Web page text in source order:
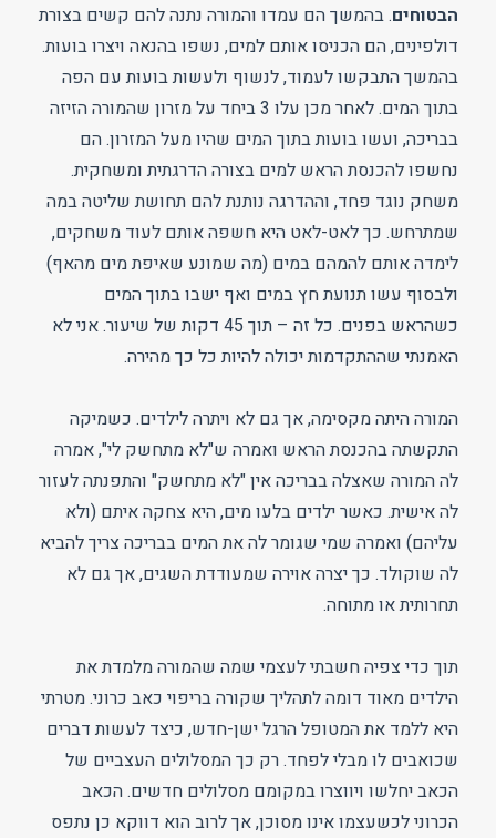
הבטוחים. בהמשך הם עמדו והמורה נתנה להם קשים בצורת
דולפינים, הם הכניסו אותם למים, נשפו בהנאה ויצרו בועות.
בהמשך התבקשו לעמוד, לנשוף ולעשות בועות עם הפה
בתוך המים. לאחר מכן עלו 3 ביחד על מזרון שהמורה הזיזה
בבריכה, ועשו בועות בתוך המים שהיו מעל המזרון. הם
נחשפו להכנסת הראש למים בצורה הדרגתית ומשחקית.
משחק נוגד פחד, וההדרגה נותנת להם תחושת שליטה במה
שמתרחש. כך לאט-לאט היא חשפה אותם לעוד משחקים,
לימדה אותם להמהם במים (מה שמונע שאיפת מים מהאף)
ולבסוף עשו תנועת חץ במים ואף ישבו בתוך המים
כשהראש בפנים. כל זה – תוך 45 דקות של שיעור. אני לא
האמנתי שההתקדמות יכולה להיות כל כך מהירה.
המורה היתה מקסימה, אך גם לא ויתרה לילדים. כשמיקה
התקשתה בהכנסת הראש ואמרה ש"לא מתחשק לי", אמרה
לה המורה שאצלה בבריכה אין "לא מתחשק" והתפנתה לעזור
לה אישית. כאשר ילדים בלעו מים, היא צחקה איתם (ולא
עליהם) ואמרה שמי שגומר לה את המים בבריכה צריך להביא
לה שוקולד. כך יצרה אוירה שמעודדת השגים, אך גם לא
תחרותית או מתוחה.
תוך כדי צפיה חשבתי לעצמי שמה שהמורה מלמדת את
הילדים מאוד דומה לתהליך שקורה בריפוי כאב כרוני. מטרתי
היא ללמד את המטופל הרגל ישן-חדש, כיצד לעשות דברים
שכואבים לו מבלי לפחד. רק כך המסלולים העצביים של
הכאב יחלשו ויווצרו במקומם מסלולים חדשים. הכאב
הכרוני לכשעצמו אינו מסוכן, אך לרוב הוא דווקא כן נתפס